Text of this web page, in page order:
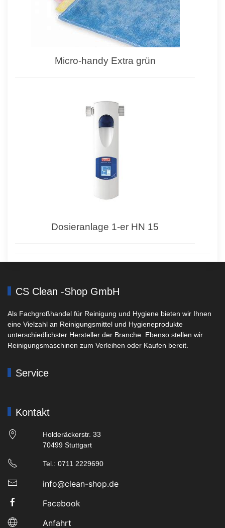
Micro-handy Extra grün
Dosieranlage 1-er HN 15
CS Clean -Shop GmbH
Als Fachgroßhandel für Reinigung und Hygiene bieten wir Ihnen
eine Vielzahl an Reinigungsmittel und Hygieneprodukte
unterschiedlichster Hersteller der Branche. Ebenso stellen wir
Reinigungsmaschinen zum Verleihen oder Kaufen bereit.
Service
Kontakt
Holderäckerstr. 33
70499 Stuttgart
Tel.: 0711 2229690
info@clean-shop.de
Facebook
Anfahrt